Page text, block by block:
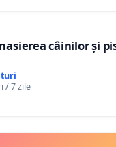
câinilor și
/ 7 zile